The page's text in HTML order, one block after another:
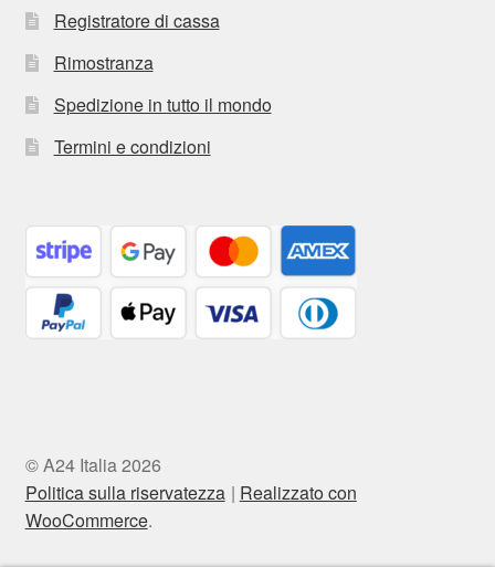
Registratore di cassa
Rimostranza
Spedizione in tutto il mondo
Termini e condizioni
© A24 Italia 2026
Politica sulla riservatezza
Realizzato con
WooCommerce.